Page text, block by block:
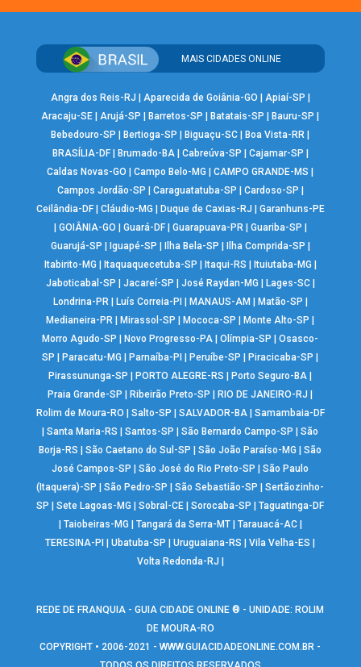
MAIS CIDADES ONLINE
Angra dos Reis-RJ Aparecida de Goiânia-GO Apiaí-SP
Aracaju-SE |Arujá-SP Barretos-SP Batatais-SP Bauru-SP
Bebedouro-SP
Bertioga-SP Biguaçu-SC Boa Vista-RR
BRASÍLIA-DF| Brumado-BA| Cabreúva-SP Cajamar-SP
Caldas Novas-GO
|Campo Belo-MG |CAMPO GRANDE-MS
Campos Jordão-SP
Caraguatatuba-SP Cardoso-SP
Ceilândia-DF| Cláudio-MG Duque de Caxias-RJ
Garanhuns-PE
GOIÂNIA-GO Guará-DF| Guarapuava-PR| Guariba-SP
Guarujá-SP
Iguapé-SP Ilha Bela-SP Ilha Comprida-SP
Itabirito-MG
Itaquaquecetuba-SP Itaqui-RS Ituiutaba-MG
Jaboticabal-SP
Jacareí-SP José Raydan-MG Lages-SC|
Londrina-PR| Luís Correia-PI MANAUS-AM Matão-SP
Medianeira-PR
Mirassol-SP Mococa-SP Monte Alto-SP
Morro Agudo-SP
Novo Progresso-PA |Olímpia-SP |Osasco-
SP
Paracatu-MG Parnaíba-PI Peruíbe-SP Piracicaba-SP
Pirassununga-SP
PORTO ALEGRE-RS Porto Seguro-BA
Praia Grande-SP
Ribeirão Preto-SP RIO DE JANEIRO-RJ
Rolim de Moura-RO
Salto-SP SALVADOR-BA| Samambaia-DF
|Santa Maria-RS |Santos-SP |São Bernardo Campo-SP |São
Borja-RS
|São Caetano do Sul-SP |São João Paraíso-MG |São
José Campos-SP
|São José do Rio Preto-SP |São Paulo
(Itaquera)-SP
|São Pedro-SP |São Sebastião-SP |Sertãozinho-
SP
|Sete Lagoas-MG |Sobral-CE |Sorocaba-SP |Taguatinga-DF
Taiobeiras-MG Tangará da Serra-MT| Tarauacá-AC|
TERESINA-PI
|Ubatuba-SP |Uruguaiana-RS |Vila Velha-ES
Volta Redonda-RJ
REDE DE FRANQUIA - GUIA CIDADE ONLINE ® - UNIDADE: ROLIM
DE MOURA-RO
COPYRIGHT • 2006-2021 -WWW.GUIACIDADEONLINE.COM.BR -